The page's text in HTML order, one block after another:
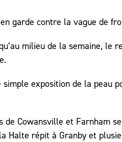
garde contre la vague de
milieu de la semaine,
simple exposition de la
de Cowansville et Farnham
Halte répit à Granby et